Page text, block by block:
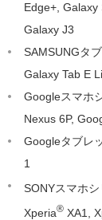
Edge+,
Galaxy J3
SAMSUNGタ
Galaxy Tab E
Googleスマホ
Nexus 6P,
Googleタブレ
1
SONYスマホ
Xperia® XA1,